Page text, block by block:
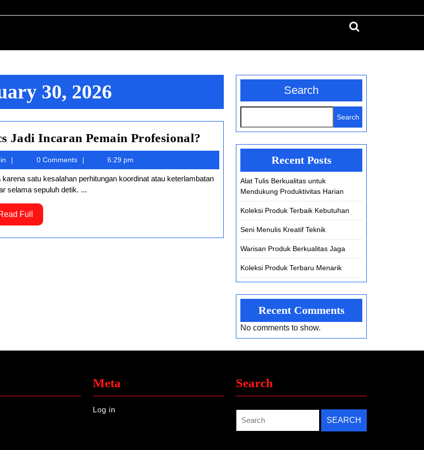
Search
30, 2026
Jadi Incaran Pemain Profesional?
Game
Space
Logistics
Incaran
Pemain
Profesional?
admin0 Comments 6:29 pm
selama sepuluh detik. ...
Full Read
Full
Search
Search
Recent Posts
Alat Tulis Berkualitas untuk
Mendukung Produktivitas Harian
Koleksi Produk Terbaik Kebutuhan
Seni Menulis Kreatif Teknik
Warisan Produk Berkualitas Jaga
Koleksi Produk Terbaru Menarik
Recent Comments
No comments to show.
Meta
Log in
Search